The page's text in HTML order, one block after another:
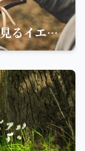
いのちのパン-ルカ24:28-31に見るイエスの奇跡